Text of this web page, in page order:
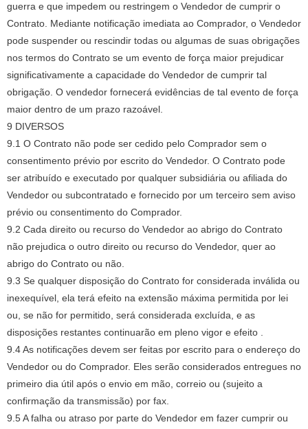
guerra e que impedem ou restringem o Vendedor de cumprir o
Contrato. Mediante notificação imediata ao Comprador, o Vendedor
pode suspender ou rescindir todas ou algumas de suas obrigações
nos termos do Contrato se um evento de força maior prejudicar
significativamente a capacidade do Vendedor de cumprir tal
obrigação. O vendedor fornecerá evidências de tal evento de força
maior dentro de um prazo razoável.
9 DIVERSOS
9.1 O Contrato não pode ser cedido pelo Comprador sem o
consentimento prévio por escrito do Vendedor. O Contrato pode
ser atribuído e executado por qualquer subsidiária ou afiliada do
Vendedor ou subcontratado e fornecido por um terceiro sem aviso
prévio ou consentimento do Comprador.
9.2 Cada direito ou recurso do Vendedor ao abrigo do Contrato
não prejudica o outro direito ou recurso do Vendedor, quer ao
abrigo do Contrato ou não.
9.3 Se qualquer disposição do Contrato for considerada inválida ou
inexequível, ela terá efeito na extensão máxima permitida por lei
ou, se não for permitido, será considerada excluída, e as
disposições restantes continuarão em pleno vigor e efeito .
9.4 As notificações devem ser feitas por escrito para o endereço do
Vendedor ou do Comprador. Eles serão considerados entregues no
primeiro dia útil após o envio em mão, correio ou (sujeito a
confirmação da transmissão) por fax.
9.5 A falha ou atraso por parte do Vendedor em fazer cumprir ou